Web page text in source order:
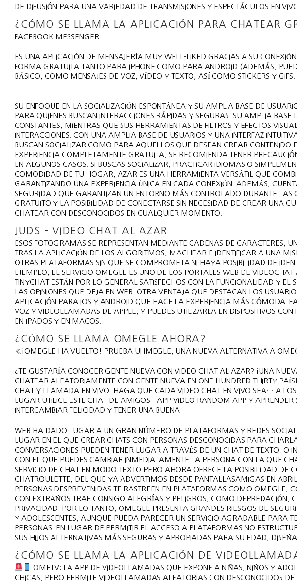
DE DIFUSIÓN PARA UNA VARIEDAD DE TRANSMISIONES Y ESPECTÁCULOS EN
¿CÓMO SE LLAMA LA APLICACIÓN PARA CHATEAR
FACEBOOK MESSENGER
ES UNA APLICACIÓN DE MENSAJERÍA MUY WELL-LIKED GRACIAS A SU
FORMA GRATUITA TANTO PARA IPHONE COMO PARA ANDROID (ADEMÁS,
BÁSICO, COMO MENSAJES DE VOZ, VÍDEO Y TEXTO, ASÍ COMO STICKERS Y GIFS.
SU ENFOQUE EN LA SOCIALIZACIÓN ESPONTÁNEA Y SU AMPLIA BASE DE
PARA QUIENES BUSCAN INTERACCIONES RÁPIDAS Y SEGURAS. SU AMPLIA BASE
CONSTANTES, MIENTRAS QUE SUS HERRAMIENTAS DE FILTROS Y EFECTOS
INTERACCIONES. CON UNA AMPLIA BASE DE USUARIOS Y UNA INTERFAZ
BUSCAN SOCIALIZAR COMO PARA AQUELLOS QUE DESEAN CREAR CONTENIDO
EXPERIENCIA COMPLETAMENTE GRATUITA, SE RECOMIENDA TENER
EN ALGUNOS CASOS. SI BUSCAS SOCIALIZAR, PRACTICAR IDIOMAS O
COMODIDAD DE TU HOGAR, AZAR ES UNA HERRAMIENTA VERSÁTIL QUE
GARANTIZANDO UNA EXPERIENCIA ÚNICA EN CADA CONEXIÓN. ADEMÁS,
SEGURIDAD QUE GARANTIZAN UN ENTORNO MÁS CONTROLADO DURANTE LAS
GRATUITO Y LA POSIBILIDAD DE CONECTARSE SIN NECESIDAD DE CREAR UNA
CHATEAR CON DESCONOCIDOS EN CUALQUIER MOMENTO.
JUDS – VIDEO CHAT AL AZAR
ESOS FOTOGRAMAS SE REPRESENTAN MEDIANTE CADENAS DE CARACTERES,
TRAS LA APLICACIÓN DE LOS ALGORITMOS, MACHEAR E IDENTIFICAR A UNA
OTRAS PLATAFORMAS SIN QUE SE COMPROMETA NI HAYA POSIBILIDAD DE
EJEMPLO, EL SERVICIO OMEGLE ES UNO DE LOS PORTALES WEB DE
TINYCHAT ESTÁN POR LO GENERAL SATISFECHOS CON LA FUNCIONALIDAD Y EL
LAS OPINIONES QUE DEJA EN WEB. OTRA VENTAJA QUE DESTACAN LOS
APLICACIÓN PARA IOS Y ANDROID QUE HACE LA EXPERIENCIA MÁS CÓMODA.
VOZ Y VIDEOLLAMADAS DE APPLE, Y PUEDES UTILIZARLA EN DISPOSITIVOS
EN IPADOS Y EN MACOS.
¿CÓMO SE LLAMA OMEGLE AHORA?
«¡OMEGLE HA VUELTO! PRUEBA UHMEGLE, UNA NUEVA ALTERNATIVA A
¿TE GUSTARÍA CONOCER GENTE NUEVA CON VIDEO CHAT AL AZAR? ¡UNA
CHATEAR ALEATORIAMENTE CON GENTE NUEVA EN ONE HUNDRED THIRTY
CHAT Y LLAMADA EN VIVO. HAGA QUE CADA VIDEO CHAT EN VIVO SEA… A LOS
LUGAR.UTILICE ESTE CHAT DE AMIGOS – APP VIDEO RANDOM APP Y APRENDER
INTERCAMBIAR FELICIDAD Y TENER UNA BUENA…
WEB HA DADO LUGAR A UN GRAN NÚMERO DE PLATAFORMAS Y REDES
LUGAR EN EL QUE CREAR CHATS CON PERSONAS DESCONOCIDAS PARA
CONVERSACIONES PUEDEN TENER LUGAR A TRAVÉS DE UN CHAT DE TEXTO, O
CON EL QUE PUEDES CAMBIAR INMEDIATAMENTE LA PERSONA CON LA QUE
SERVICIO DE CHAT EN MODO TEXTO PERO AHORA OFRECE LA POSIBILIDAD DE
CHATROULETTE, DEL QUE YA ADVERTIMOS DESDE PANTALLASAMIGAS EN
PERSONAS DESPREVENIDAS TE RASTREEN EN PLATAFORMAS COMO OMEGLE,
CON EXTRAÑOS TRAE CONSIGO ALEGRÍAS Y PELIGROS, COMO DEPREDACIÓN,
PRIVACIDAD. POR LO TANTO, OMEGLE PRESENTA GRANDES RIESGOS DE
Y ADOLESCENTES, AUNQUE PUEDA PARECER UN SERVICIO AGRADABLE PARA
PERSONAS. EN LUGAR DE PERMITIR EL ACCESO A PLATAFORMAS NO
SUS HIJOS ALTERNATIVAS MÁS SEGURAS Y APROPIADAS PARA SU EDAD,
¿CÓMO SE LLAMA LA APLICACIÓN DE
OMETV: LA APP DE VIDEOLLAMADAS QUE EXPONE A NIÑAS, NIÑOS Y
CHICAS, PERO PERMITE VIDEOLLAMADAS ALEATORIAS CON DESCONOCIDOS DE